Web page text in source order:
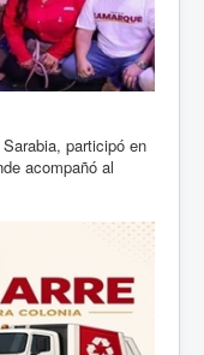
participó en
acompañó al